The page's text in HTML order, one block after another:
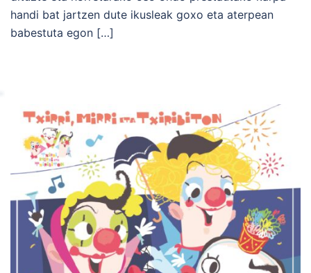
handi bat jartzen dute ikusleak goxo eta aterpean
babestuta egon […]